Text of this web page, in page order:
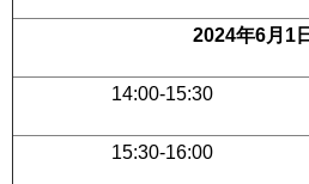
2024年6月1
14:00-15:30
15:30-16:00